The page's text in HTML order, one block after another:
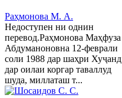
Раҳмонова М. А.
Недоступен ни однин
перевод.Раҳмонова Маҳфуза
Абдуманоновна 12-феврали
соли 1988 дар шаҳри Хуҷанд
дар оилаи коргар таваллуд
шуда, миллаташ т...